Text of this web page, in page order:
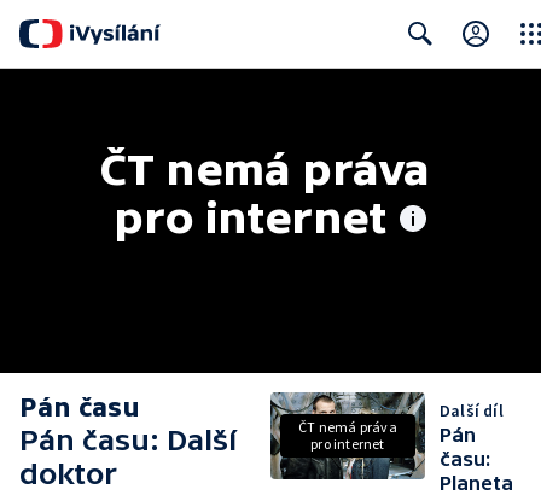
ČT nemá práva
pro internet
Pán času
Pán času: Další
doktor
ČT nemá práva
pro internet
Další díl
Pán
času:
Planeta